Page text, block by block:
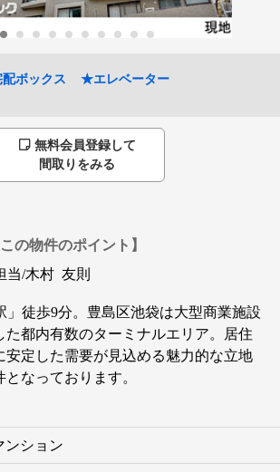
ボックス
★エレベーター
無料会員登録して
間取りをみる
この物件のポイント】
当/木村 友則
」徒歩9分。豊島区池袋は大型商業施設
た都内有数のターミナルエリア。居住
安定した需要が見込める魅力的な立地
なっております。
ンション